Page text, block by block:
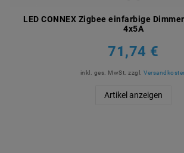
LED CONNEX Zigbee einfarbige
4x5A
71,74 €
inkl. ges. MwSt. zzgl.
Artikel anzeigen